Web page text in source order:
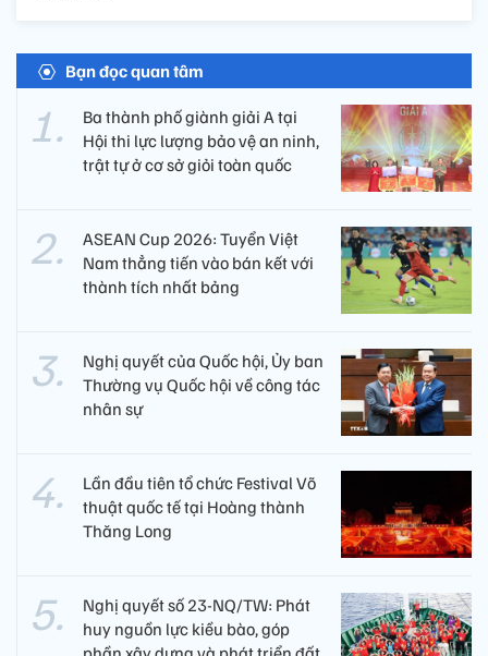
Bạn đọc quan tâm
Ba thành phố giành giải A tại
Hội thi lực lượng bảo vệ an ninh,
trật tự ở cơ sở giỏi toàn quốc
ASEAN Cup 2026: Tuyển Việt
Nam thẳng tiến vào bán kết với
thành tích nhất bảng
Nghị quyết của Quốc hội, Ủy ban
Thường vụ Quốc hội về công tác
nhân sự
Lần đầu tiên tổ chức Festival Võ
thuật quốc tế tại Hoàng thành
Thăng Long
Nghị quyết số 23-NQ/TW: Phát
huy nguồn lực kiều bào, góp